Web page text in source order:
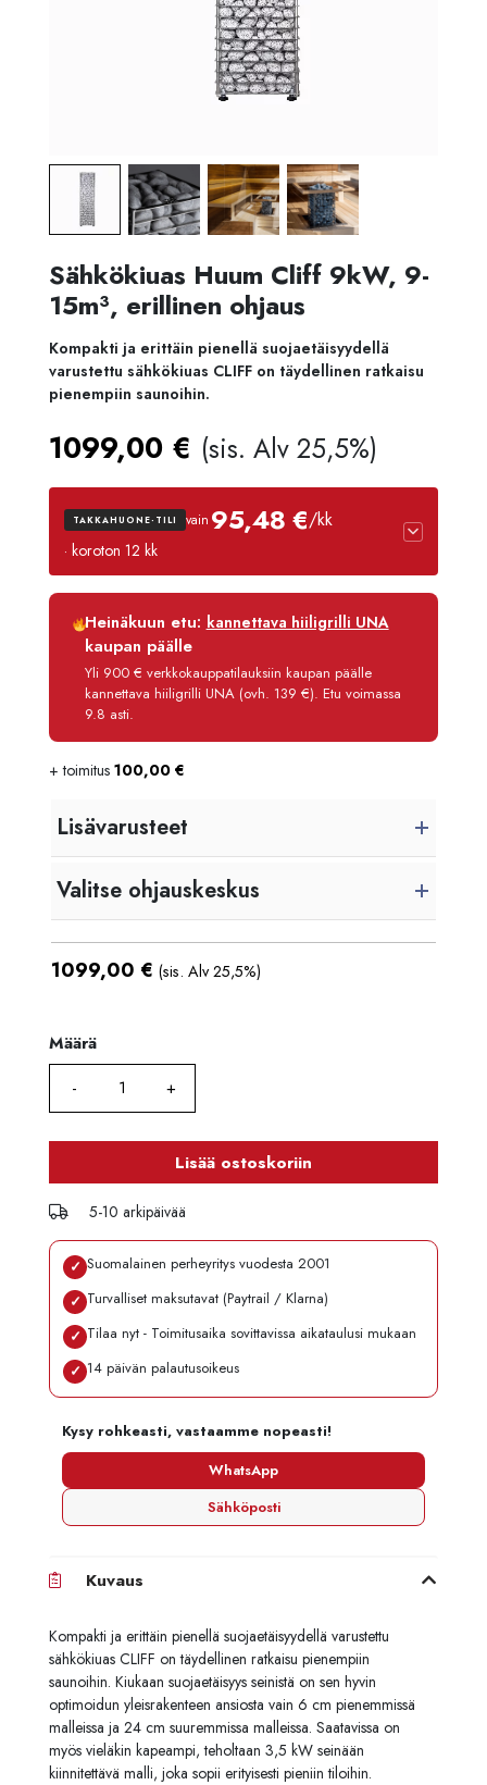
Sähkökiuas Huum Cliff 9kW, 9-
15m³, erillinen ohjaus
Kompakti ja erittäin pienellä suojaetäisyydellä
varustettu sähkökiuas CLIFF on täydellinen ratkaisu
pienempiin saunoihin.
1099,00 € (sis. Alv 25,5%)
TAKKAHUONE-TILI vain 95,48 €/kk
· koroton 12 kk
Luottoaika
12 kk
Korko
Käsittelymaksu
3,90 €/kk
Maksettava yhteensä
Heinäkuun etu:kannettava hiiligrilli UNA
kaupan päälle
Yli 900 € verkkokauppatilauksiin kaupan päälle
kannettava hiiligrilli UNA (ovh. 139 €). Etu voimassa
9.8 asti.
+ toimitus 100,00 €
Lisävarusteet
Valitse ohjauskeskus
1099,00 € (sis. Alv 25,5%)
Määrä
Määrä
Lisää ostoskoriin
5-10 arkipäivää
✓ Suomalainen perheyritys vuodesta 2001
✓ Turvalliset maksutavat (Paytrail / Klarna)
✓ Tilaa nyt - Toimitusaika sovittavissa aikataulusi mukaan
✓ 14 päivän palautusoikeus
Kysy rohkeasti, vastaamme nopeasti!
WhatsApp
Sähköposti
Kuvaus
Kompakti ja erittäin pienellä suojaetäisyydellä varustettu
sähkökiuas CLIFF on täydellinen ratkaisu pienempiin
saunoihin. Kiukaan suojaetäisyys seinistä on sen hyvin
optimoidun yleisrakenteen ansiosta vain 6 cm pienemmissä
malleissa ja 24 cm suuremmissa malleissa. Saatavissa on
myös vieläkin kapeampi, teholtaan 3,5 kW seinään
kiinnitettävä malli, joka sopii erityisesti pieniin tiloihin.